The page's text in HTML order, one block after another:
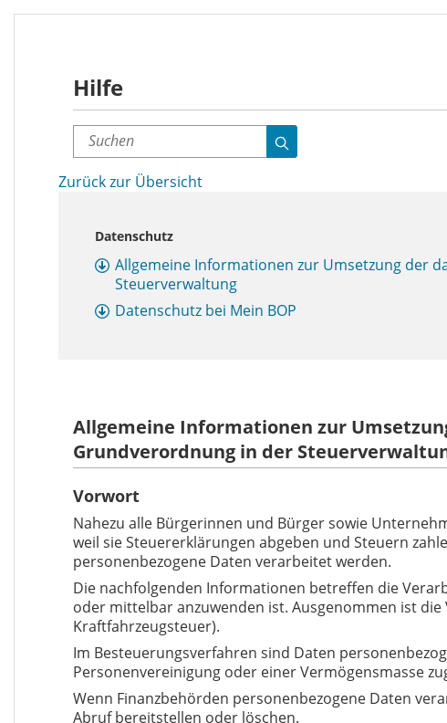
Hilfe
Suchen
Suche
Zurück zur Übersicht
Datenschutz
Allgemeine Informationen zur Umsetzung der
Steuerverwaltung
Datenschutz bei Mein BOP
Allgemeine Informationen zur
Grundverordnung in der
Vorwort
Nahezu alle Bürgerinnen und Bürger sowie
weil sie Steuererklärungen abgeben und Steuern
personenbezogene Daten verarbeitet werden.
Die nachfolgenden Informationen betreffen die
oder mittelbar anzuwenden ist. Ausgenommen ist
Kraftfahrzeugsteuer).
Im Besteuerungsverfahren sind Daten
Personenvereinigung oder einer Vermögensmasse
Wenn Finanzbehörden personenbezogene Daten
Abruf bereitstellen oder löschen.